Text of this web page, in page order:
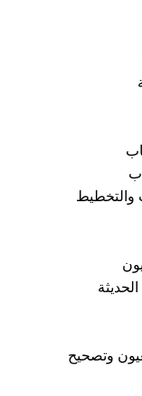
والتخطيط
وتصحيح